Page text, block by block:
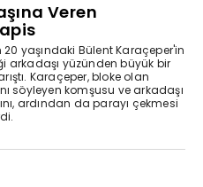
Veren
yaşındaki Bülent Karaçeper'in
arkadaşı yüzünden büyük bir
Karaçeper, bloke olan
söyleyen komşusu ve arkadaşı
ardından da parayı çekmesi